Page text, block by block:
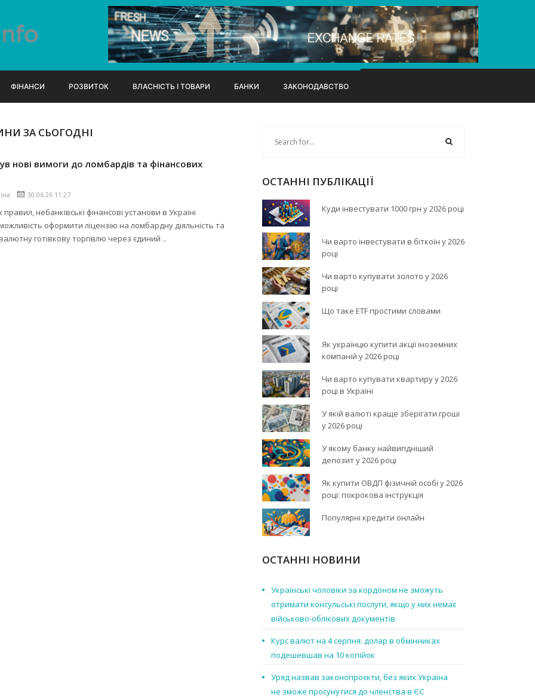
ФІНАНСИ РОЗВИТОК ВЛАСНІСТЬ І ТОВАРИ БАНКИ ЗАКОНОДАВСТВО
ЗА СЬОГОДНІ
нові вимоги до ломбардів та фінансових
30.06.26 11:27
правил, небанківські фінансові установи в Україні
оформити ліцензію на ломбардну діяльність та
готівкову торгівлю через єдиний ..
ОСТАННІ ПУБЛІКАЦІЇ
Куди інвестувати 1000 грн у 2026 році
Чи варто інвестувати в біткоїн у 2026
році
Чи варто купувати золото у 2026
році
Що таке ETF простими словами
Як українцю купити акції іноземних
компаній у 2026 році
Чи варто купувати квартиру у 2026
році в Україні
У якій валюті краще зберігати гроші
у 2026 році
У якому банку найвигідніший
депозит у 2026 році
Як купити ОВДП фізичній особі у 2026
році: покрокова інструкція
Популярні кредити онлайн
ОСТАННІ НОВИНИ
Українські чоловіки за кордоном не зможуть
отримати консульські послуги, якщо у них немає
військово-облікових документів
Курс валют на 4 серпня: долар в обмінниках
подешевшав на 10 копійок
Уряд назвав законопроєкти, без яких Україна
не зможе просунутися до членства в ЄС